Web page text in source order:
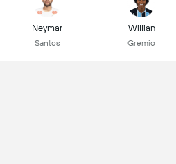
Neymar
Santos
Willian
Gremio